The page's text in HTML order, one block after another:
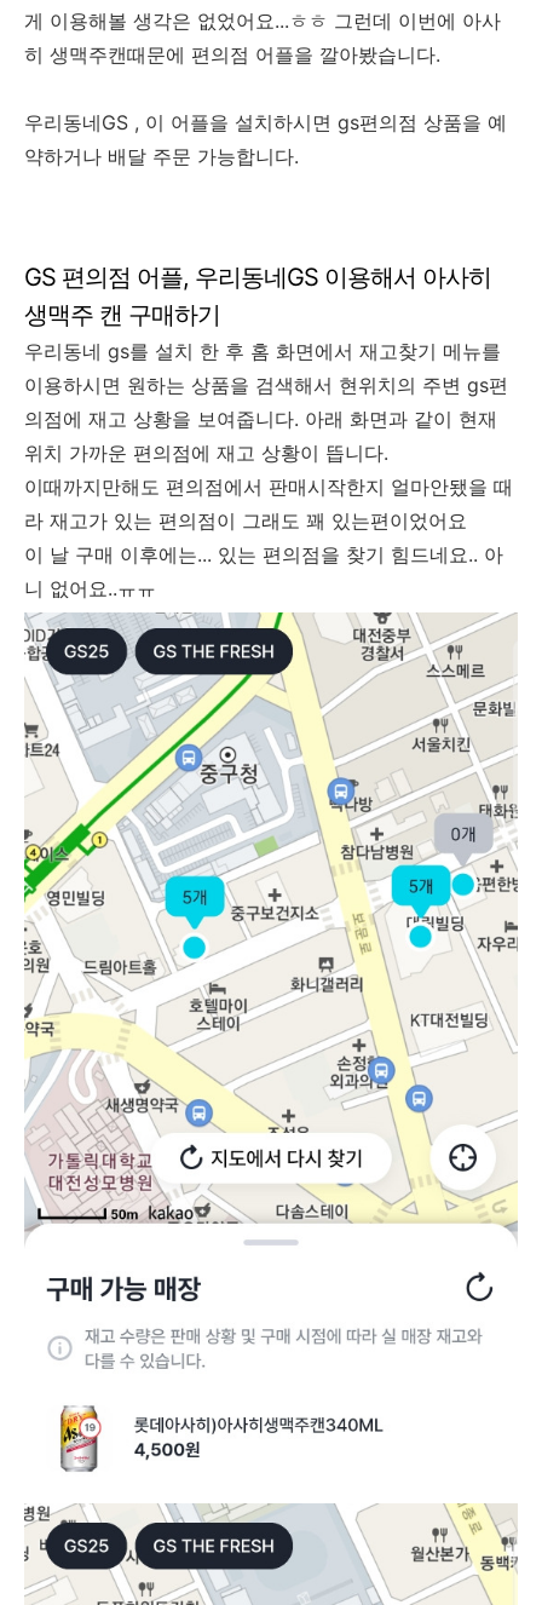
게 이용해볼 생각은 없었어요...ㅎㅎ 그런데 이번에 아사
히 생맥주캔때문에 편의점 어플을 깔아봤습니다.
우리동네GS , 이 어플을 설치하시면 gs편의점 상품을 예
약하거나 배달 주문 가능합니다.
GS 편의점 어플, 우리동네GS 이용해서 아사히
생맥주 캔 구매하기
우리동네 gs를 설치 한 후 홈 화면에서 재고찾기 메뉴를
이용하시면 원하는 상품을 검색해서 현위치의 주변 gs편
의점에 재고 상황을 보여줍니다. 아래 화면과 같이 현재
위치 가까운 편의점에 재고 상황이 뜹니다.
이때까지만해도 편의점에서 판매시작한지 얼마안됐을 때
라 재고가 있는 편의점이 그래도 꽤 있는편이었어요
이 날 구매 이후에는... 있는 편의점을 찾기 힘드네요.. 아
니 없어요..ㅠㅠ